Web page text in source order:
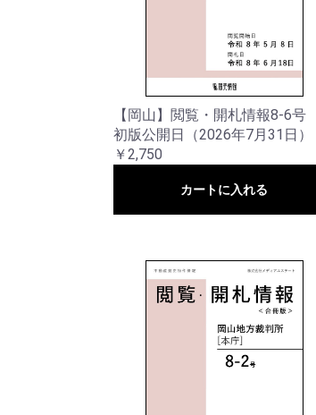
【岡山】閲覧・開札情報8-6号
初版公開日（2026年7月31日）
￥2,750
カートに入れる